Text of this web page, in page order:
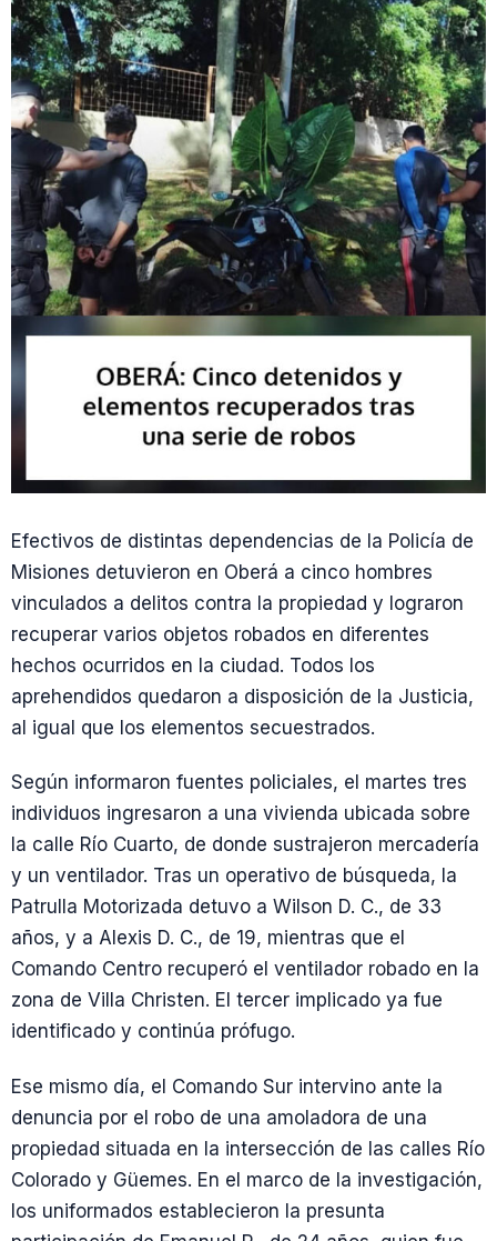
Efectivos de distintas dependencias de la Policía de
Misiones detuvieron en Oberá a cinco hombres
vinculados a delitos contra la propiedad y lograron
recuperar varios objetos robados en diferentes
hechos ocurridos en la ciudad. Todos los
aprehendidos quedaron a disposición de la Justicia,
al igual que los elementos secuestrados.
Según informaron fuentes policiales, el martes tres
individuos ingresaron a una vivienda ubicada sobre
la calle Río Cuarto, de donde sustrajeron mercadería
y un ventilador. Tras un operativo de búsqueda, la
Patrulla Motorizada detuvo a Wilson D. C., de 33
años, y a Alexis D. C., de 19, mientras que el
Comando Centro recuperó el ventilador robado en la
zona de Villa Christen. El tercer implicado ya fue
identificado y continúa prófugo.
Ese mismo día, el Comando Sur intervino ante la
denuncia por el robo de una amoladora de una
propiedad situada en la intersección de las calles Río
Colorado y Güemes. En el marco de la investigación,
los uniformados establecieron la presunta